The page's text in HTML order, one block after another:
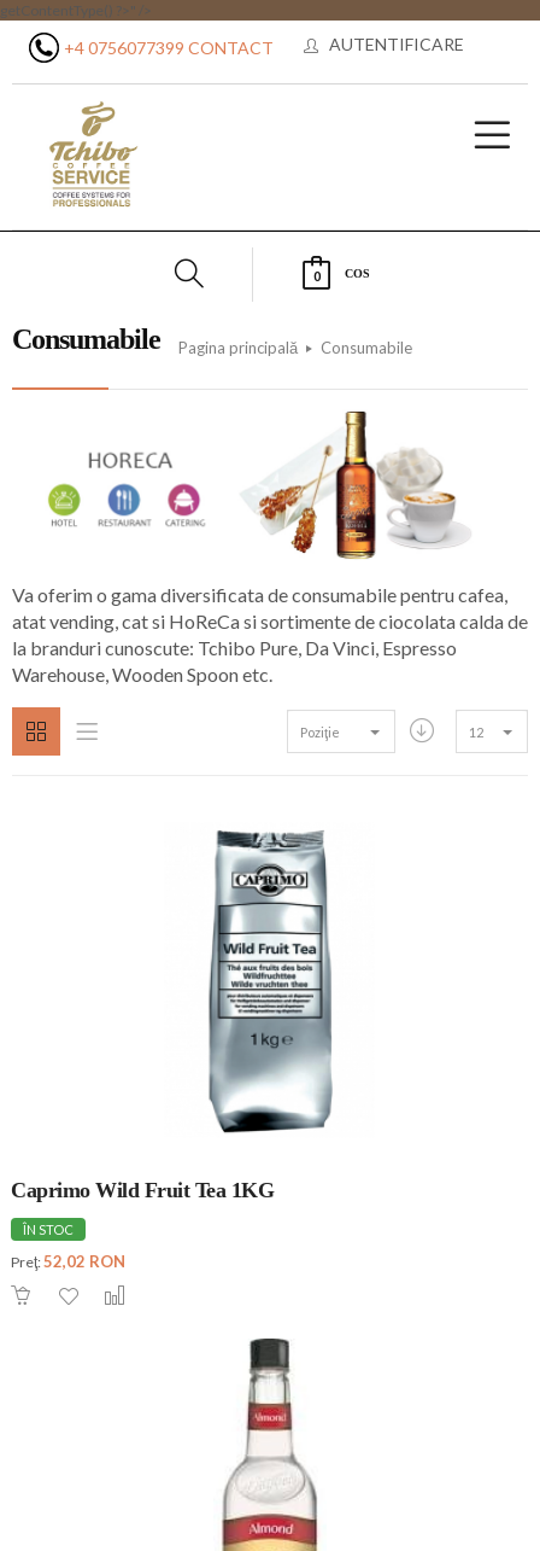
getContentType() ?>" />
+4 0756077399 CONTACT AUTENTIFICARE
0 COS
Consumabile Pagina principală Consumabile
Va oferim o gama diversificata de consumabile pentru cafea,
atat vending, cat si HoReCa si sortimente de ciocolata calda de
la branduri cunoscute: Tchibo Pure, Da Vinci, Espresso
Warehouse, Wooden Spoon etc.
12
Poziţie
Caprimo Wild Fruit Tea 1KG
ÎN STOC
Preţ:52,02 RON